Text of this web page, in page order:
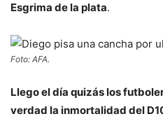
Esgrima de la plata.
Foto: AFA.
Llego el día quizás los
verdad la inmortalidad del